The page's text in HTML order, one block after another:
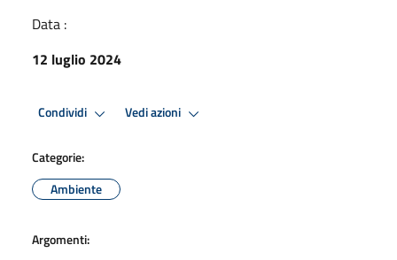
Data :
12 luglio 2024
Condividi Vedi azioni
Categorie:
Ambiente
Argomenti: